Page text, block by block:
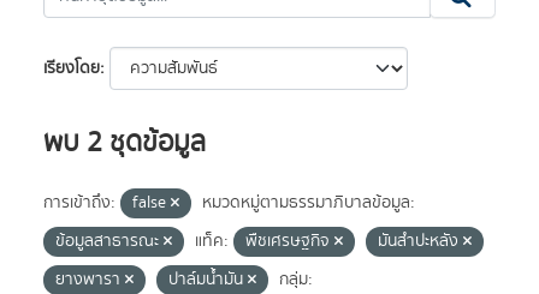
เรียงโดย
พบ 2 ชุดข้อมูล
การเข้าถึง: false
หมวดหมู่ตามธรรมาภิบาลข้อมูล:
ข้อมูลสาธารณะ
แท็ค: พืชเศรษฐกิจ
มันสำปะหลัง
ยางพารา
ปาล์มน้ำมัน
กลุ่ม: